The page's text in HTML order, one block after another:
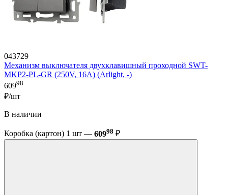
043729
Механизм выключателя двухклавишный проходной SWT-
MKP2-PL-GR (250V, 16A) (Arlight, -)
60998
₽/шт
В наличии
Коробка (картон) 1 шт — 60998 ₽